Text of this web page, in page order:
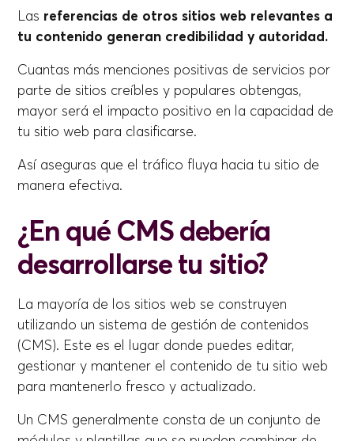
Las referencias de otros sitios web relevantes a
tu contenido generan credibilidad y autoridad.
Cuantas más menciones positivas de servicios por
parte de sitios creíbles y populares obtengas,
mayor será el impacto positivo en la capacidad de
tu sitio web para clasificarse.
Así aseguras que el tráfico fluya hacia tu sitio de
manera efectiva.
¿En qué CMS debería
desarrollarse tu sitio?
La mayoría de los sitios web se construyen
utilizando un sistema de gestión de contenidos
(CMS). Este es el lugar donde puedes editar,
gestionar y mantener el contenido de tu sitio web
para mantenerlo fresco y actualizado.
Un CMS generalmente consta de un conjunto de